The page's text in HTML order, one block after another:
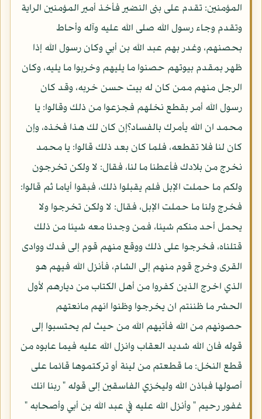
المؤمنين: تقدم على بنى النضير فأخذ أمير المؤمنين الراية
وتقدم وجاء رسول الله صلى الله عليه وآله وأحاط
بحصنهم، وغدر بهم عبد الله بن أبي وكان رسول الله إذا
ظهر بمقدم بيوتهم حصنوا ما يليهم وخربوا ما يليه، وكان
الرجل منهم ممن كان له بيت حسن خربه، وقد كان
رسول الله أمر بقطع نخلهم فجزعوا من ذلك وقالوا: يا
محمد ان الله يأمرك بالفساد؟إن كان لك هذا فخذه، وإن
كان لنا فلا تقطعه، فلما كان بعد ذلك قالوا: يا محمد
نخرج من بلادك فأعطنا ما لنا، فقال: لا ولكن تخرجون
ولكم ما حملت الإبل فلم يقبلوا ذلك، فبقوا أياما ثم قالوا:
فخرج ولنا ما حملت الإبل، فقال: لا ولكن تخرجوا ولا
يحمل أحد منكم شيئا، فمن وجدنا معه شيئا من ذلك
قتلناه، فخرجوا على ذلك ووقع منهم قوم إلى فدك ووادى
القرى وخرج قوم منهم إلى الشام، فأنزل الله فيهم هو
الذي اخرج الذين كفروا من أهل الكتاب من ديارهم لأول
الحشر ما ظننتم ان يخرجوا وظنوا انهم مانعتهم
حصونهم من الله فأتيهم الله من حيث لم يحتسبوا إلى
قوله فان الله شديد العقاب وانزل الله عليه فيما عابوه من
قطع النخل: ما قطعتم من لينة أو تركتموها قائما على
أصولها فباذن الله وليخزي الفاسقين إلى قوله " ربنا انك
غفور رحيم " وأنزل الله عليه في عبد الله بن أبي وأصحابه "